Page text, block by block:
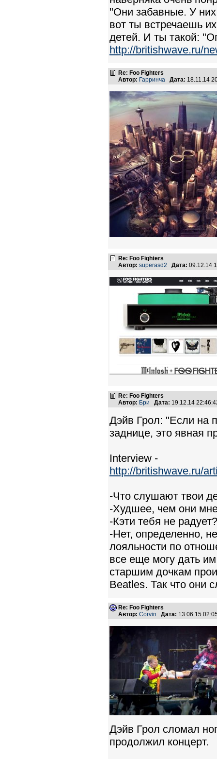
"Они забавные. У
вот ты встречаешь
детей. И ты такой:
http://britishwave.ru/
Re: Foo Fighters
Автор: Гарринча Дата: 18.11.14
Re: Foo Fighters
Автор: superasd2 Дата: 09.12.14
Re: Foo Fighters
Автор: Бри Дата: 19.12.14
Дэйв Грол: "Если на
заднице, это явная
Interview -
http://britishwave.ru/
-Что слушают твои
-Худшее, чем они
-Кэти тебя не радует?
-Нет, определенно,
лояльности по
все еще могу дать
старшим дочкам
Beatles. Так что они
Re: Foo Fighters
Автор: Corvin Дата: 13.06.15
Дэйв Грол сломал
продолжил концерт.